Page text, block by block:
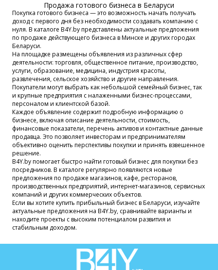
Продажа готового бизнеса в Беларуси
Покупка готового бизнеса — это возможность начать получать
доход с первого дня без необходимости создавать компанию с
нуля. В каталоге B4Y.by представлены актуальные предложения
по продаже действующего бизнеса в Минске и других городах
Беларуси.
На площадке размещены объявления из различных сфер
деятельности: торговля, общественное питание, производство,
услуги, образование, медицина, индустрия красоты,
развлечения, сельское хозяйство и другие направления.
Покупатели могут выбрать как небольшой семейный бизнес, так
и крупные предприятия с налаженными бизнес-процессами,
персоналом и клиентской базой.
Каждое объявление содержит подробную информацию о
бизнесе, включая описание деятельности, стоимость,
финансовые показатели, перечень активов и контактные данные
продавца. Это позволяет инвесторам и предпринимателям
объективно оценить перспективы покупки и принять взвешенное
решение.
B4Y.by помогает быстро найти готовый бизнес для покупки без
посредников. В каталоге регулярно появляются новые
предложения по продаже магазинов, кафе, ресторанов,
производственных предприятий, интернет-магазинов, сервисных
компаний и других коммерческих объектов.
Если вы хотите купить прибыльный бизнес в Беларуси, изучайте
актуальные предложения на B4Y.by, сравнивайте варианты и
находите проекты с высоким потенциалом развития и
стабильным доходом.